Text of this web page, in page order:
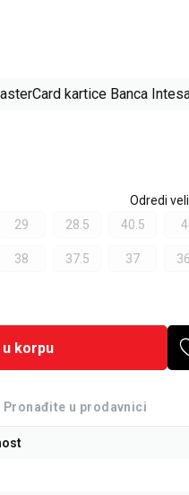
kartice Banca
Odredi
29 28.5 40.5
38 37.5 37
u korpu
Pronađite u prodavnici